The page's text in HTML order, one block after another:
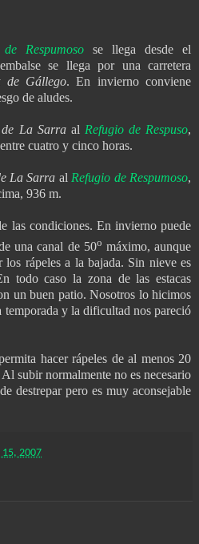
Respumoso se llega desde el
se llega por una carretera
de Gállego. En invierno conviene
de aludes.
de La Sarraal Refugio de Respuso,
cuatro y cinco horas.
La Sarra al Refugio de Respumoso,
936 m.
las condiciones. En invierno puede
una canal de 50o máximo, aunque
los rápeles a la bajada. Sin nieve es
todo caso la zona de las estacas
un buen patio. Nosotros lo hicimos
temporada y la dificultad nos pareció
hacer rápeles de al menos 20
subir normalmente no es necesario
destrepar pero es muy aconsejable
15, 2007